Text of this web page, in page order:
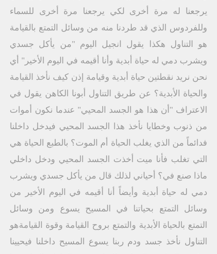
يرجعنا له مرة أخرى لكي يرجعنا مرة أخرى للسماء
وللفردوس الذي قد طردنا منه من وسائل التمتع بالقيامة
هو التناول هكذا يقول انجيل اليوم "من يأكل جسدي
ويشرب دمي له حياة أبدية وأنا أقيمه في اليوم الأخير" أي
نحن نريد نقطتين حياة أبدية وقيامة إذن كيف نأخذ القيامة
والحياة الأبدية؟ عن طريق التناول أبونا الكاهن يقول في
الاعتراف "أن هذا هو الجسد المحيي" عندما نكون أموات
من ذنوب وخطايا نأخذ هذا الجسد المحيي فيدخل داخلنا
فدائماً من الذي يغلب الحياة أم الموت؟ بالطبع الحياة هي
التي تغلب فأنا ميت أخذت الجسد المحيي ودخل داخلي
ماذا صنع في؟ أحياني لذلك قال من يأكل جسدي ويشرب
دمي له حياة أبدية وأيضاً أنا أقيمه في اليوم الأخير من
وسائل التمتع بحياتنا في المسيح يسوع ومن وسائل
التمتع بالحياة الأبدية والتمتع بروح القيامة وقوة القيامةهو
التناول نأخذ جسد ودم ربنا يسوع المسيح داخلنا فيحيينا